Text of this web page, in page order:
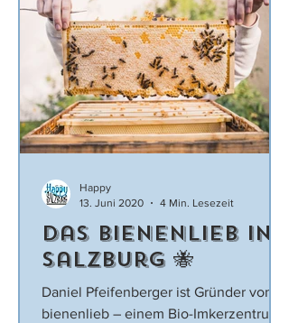
Das Bienenlieb in
Salzburg 🐝
Daniel Pfeifenberger ist Gründer von
bienenlieb – einem Bio-Imkerzentrum
Happy
13. Juni 2020
4 Min. Lesezeit